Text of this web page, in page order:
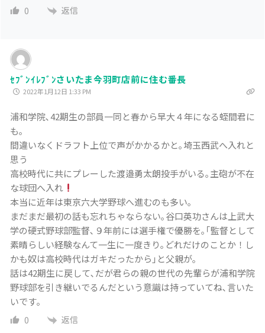
0 返信
ｾﾌﾞﾝｲﾚﾌﾞﾝさいたま今羽町店前に住む番長
2022年1月12日 1:33 PM
浦和学院､42期生の部員一同と春から早大４年になる蛭間君に
も｡
間違いなくドラフト上位で声がかかるかと｡埼玉西武へ入れと
思う
高校時代に共にプレーした渡邉勇太朗投手がいる｡主砲が不在
な球団へ入れ
本当に近年は東京六大学野球へ進むのも多い｡
まだまだ最初の話も忘れちゃならない｡谷口英功さんは上武大
学の硬式野球部監督､９年前には選手権で優勝を｡｢監督として
素晴らしい経験なんて一生に一度きり｡どれだけのことか！し
かも奴は高校時代はガキだったから｣と父親が｡
話は42期生に戻して､だが君らの親の世代の先輩らが浦和学院
野球部を引き継いでるんだという意識は持っていてね､言いた
いです｡
0 返信